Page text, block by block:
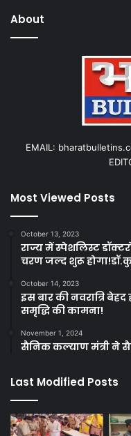
About
EMAIL:
Most Viewed Posts
October 13, 2023
राज्य में स्पेशलिस्ट
चरण जल्द शुरू
October 14, 2023
इस बार की नवरात्रि
समृद्धि की कामना!
November 1, 2024
सैनिक कल्याण मंत्री ने
Last Modified Posts